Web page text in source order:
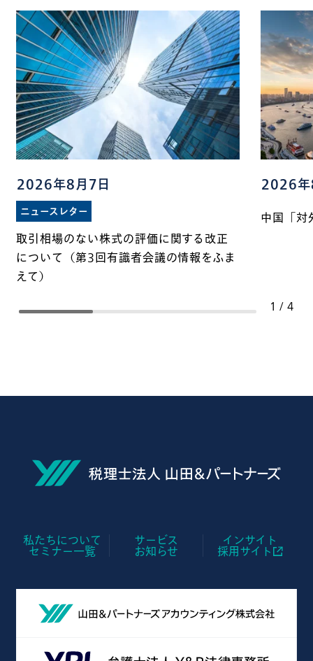
2026年8月7日
ニュースレター
取引相場のない株式の評価に関する改正
について（第3回有識者会議の情報をふま
えて）
2026年
中国「対
1 /4
私たちについて サービス
インサイト
セミナー一覧
お知らせ 採用サイト